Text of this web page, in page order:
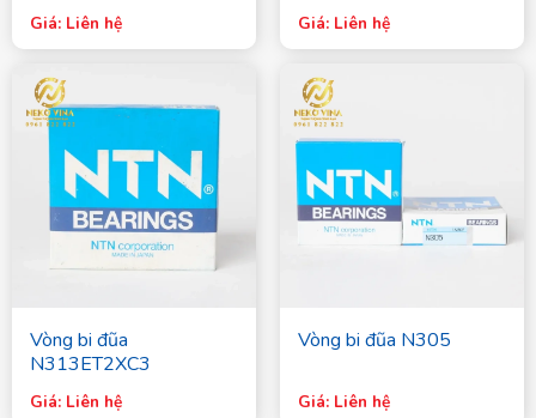
Giá: Liên hệ Giá: Liên hệ
Vòng bi đũa
N313ET2XC3
Giá: Liên hệ
Vòng bi đũa N305
Giá: Liên hệ